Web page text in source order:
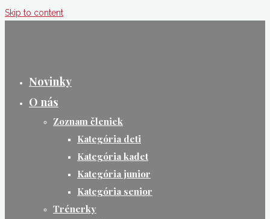
Skip to content
Novinky
O nás
Zoznam členiek
Kategória deti
Kategória kadet
Kategória junior
Kategória senior
Trénerky